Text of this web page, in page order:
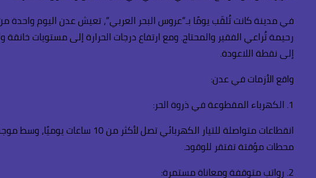
في مدينة كانت تُلقّب يومًا بـ”عروس البحر العربي”، تعيش عدن اليوم واحدة
رحيمة تُراعي الفقير والمحتاج. ومع ارتفاع درجات الحرارة إلى مستويات
إلى نقطة اللاعودة.
واقع الأزمات في عدن:
1. الكهرباء المقطوعة في ذروة الحر:
انقطاعات متواصلة للتيار
محطات مؤقتة تفتقر للوقود.
2. رواتب متوقفة ومعاناة مستمرة: